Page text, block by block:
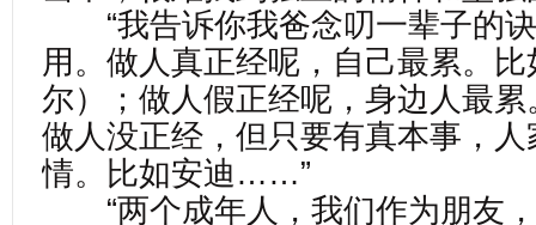
“我告诉你我爸念叨一辈子的
用。做人真正经呢，自己最累。
尔）；做人假正经呢，身边人最
做人没正经，但只要有真本事，
情。比如安迪……”
“两个成年人，我们作为朋友